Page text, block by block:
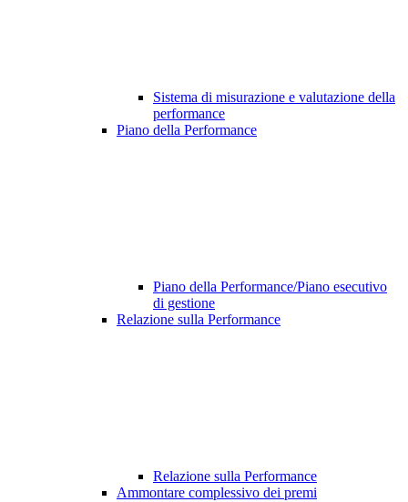
Sistema di misurazione e valutazione della
performance
Piano della Performance
Piano della Performance/Piano esecutivo
di gestione
Relazione sulla Performance
Relazione sulla Performance
Ammontare complessivo dei premi